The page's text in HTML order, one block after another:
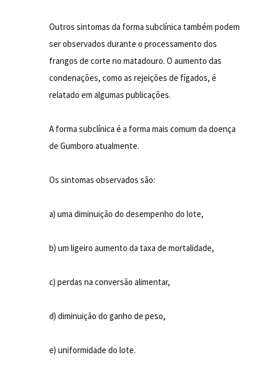
Outros sintomas da forma subclínica também podem
ser observados durante o processamento dos
frangos de corte no matadouro. O aumento das
condenações, como as rejeições de fígados, é
relatado em algumas publicações.
A forma subclínica é a forma mais comum da doença
de Gumboro atualmente.
Os sintomas observados são:
a) uma diminuição do desempenho do lote,
b) um ligeiro aumento da taxa de mortalidade,
c) perdas na conversão alimentar,
d) diminuição do ganho de peso,
e) uniformidade do lote.